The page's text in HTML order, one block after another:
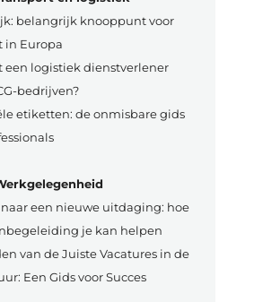
belangrijk knooppunt voor
in Europa
een logistiek dienstverlener
bedrijven?
etiketten: de onmisbare gids
een nieuwe uitdaging: hoe
je kan helpen
van de Juiste Vacatures in de
Een Gids voor Succes